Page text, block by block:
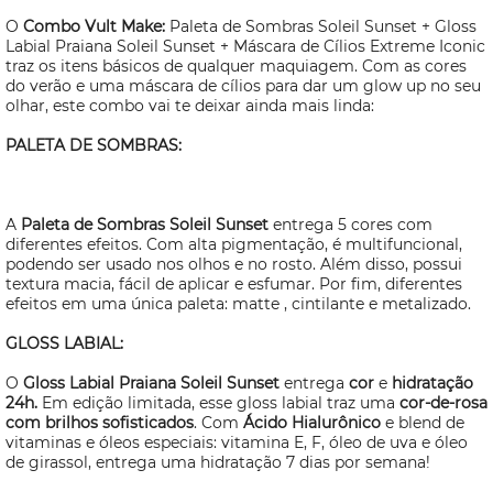
O Combo Vult Make: Paleta de Sombras Soleil Sunset + Gloss
Labial Praiana Soleil Sunset + Máscara de Cílios Extreme Iconic
traz os itens básicos de qualquer maquiagem. Com as cores
do verão e uma máscara de cílios para dar um glow up no seu
olhar, este combo vai te deixar ainda mais linda:
PALETA DE SOMBRAS:
A Paleta de Sombras Soleil Sunset entrega 5 cores com
diferentes efeitos. Com alta pigmentação, é multifuncional,
podendo ser usado nos olhos e no rosto. Além disso, possui
textura macia, fácil de aplicar e esfumar. Por fim, diferentes
efeitos em uma única paleta: matte , cintilante e metalizado.
GLOSS LABIAL:
O Gloss Labial Praiana Soleil Sunset entrega cor e hidratação
24h. Em edição limitada, esse gloss labial traz uma cor-de-rosa
com brilhos sofisticados. Com Ácido Hialurônico e blend de
vitaminas e óleos especiais: vitamina E, F, óleo de uva e óleo
de girassol, entrega uma hidratação 7 dias por semana!